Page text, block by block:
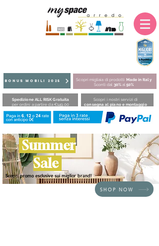
BONUS MOBILI 2025 Scopri migliaia di prodotti Made in Italy
Sconti dal 30%al50%
Spedizione ALL RISK Gratuita
per ordini a partire da €149,00
Scopri i nostri servizi di
consegna al piano e montaggio
Summer
Sale
SHOP NOW
Scopri promo esclusive sui miglior brand!